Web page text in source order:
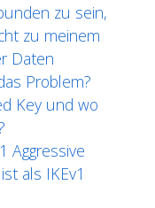
zu sein,
zu meinem
Daten
Problem?
Key und wo
Aggressive
als IKEv1